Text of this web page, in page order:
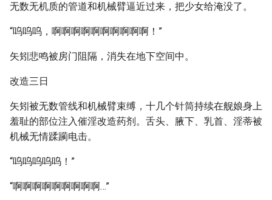
无数无机质的管道和机械臂逼近过来，把少女给淹没了。
“呜呜呜，啊啊啊啊啊啊啊啊啊啊！”
矢矧悲鸣被房门阻隔，消失在地下空间中。
改造三日
矢矧被无数管线和机械臂束缚，十几个针筒持续在舰娘身上
羞耻的部位注入催淫改造药剂。舌头、腋下、乳首、淫蒂被
机械无情蹂躏电击。
“呜呜呜呜呜！”
“啊啊啊啊啊啊啊啊啊…”